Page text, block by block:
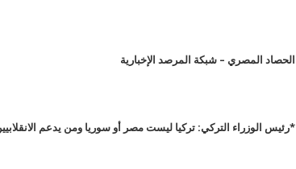
الحصاد المصري – شبكة المرصد الإخبارية
*رئيس الوزراء التركي: تركيا ليست مصر أو سوريا ومن يدعم